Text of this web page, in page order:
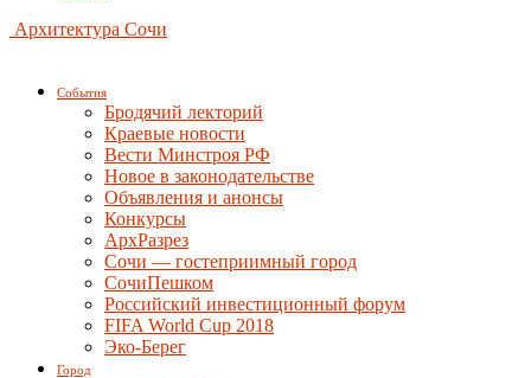
Архитектура Сочи
События
Бродячий лекторий
Краевые новости
Вести Минстроя РФ
Новое в законодательстве
Объявления и анонсы
Конкурсы
АрхРазрез
Сочи — гостеприимный город
СочиПешком
Российский инвестиционный форум
FIFA World Cup 2018
Эко-Берег
Город